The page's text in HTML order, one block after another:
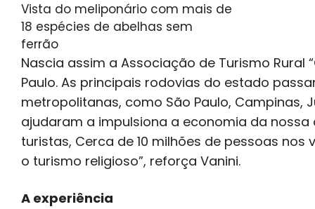
Vista do meliponário com mais de
18 espécies de abelhas sem
ferrão
Nascia assim a Associação de Turismo Rural
Paulo. As principais rodovias do estado
metropolitanas, como São Paulo, Campinas,
ajudaram a impulsiona a economia da nossa
turistas, Cerca de 10 milhões de pessoas
o turismo religioso”, reforça Vanini.
A experiência